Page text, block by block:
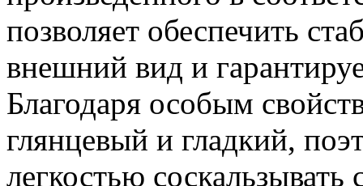
позволяет обеспечить
внешний вид и
Благодаря особым
глянцевый и гладкий,
легкостью соскальзывать